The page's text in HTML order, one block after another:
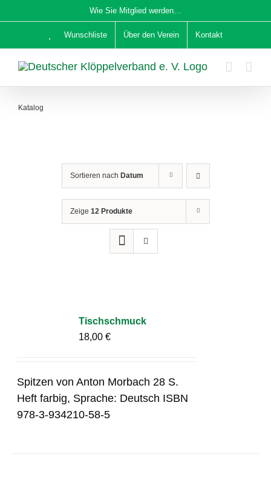
Inhalt
Wie Sie Mitglied werden…
Wunschliste Über den Verein Kontakt
Katalog
Sortieren nach Datum
Zeige 12 Produkte
Tischschmuck
18,00€
Spitzen von Anton Morbach 28 S.
Heft farbig, Sprache: Deutsch ISBN
978-3-934210-58-5